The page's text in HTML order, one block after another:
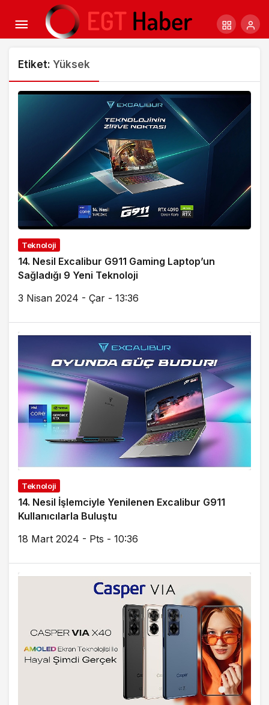
Etiket: Yüksek
Teknoloji
14. Nesil Excalibur G911 Gaming Laptop’un
Sağladığı 9 Yeni Teknoloji
3 Nisan 2024 - Çar - 13:36
Teknoloji
14. Nesil İşlemciyle Yenilenen Excalibur G911
Kullanıcılarla Buluştu
18 Mart 2024 - Pts - 10:36